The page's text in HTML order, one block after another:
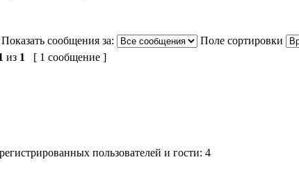
Показать сообщения за:
Поле сортировки
из 1 [ 1 сообщение ]
пользователей и гости: 4